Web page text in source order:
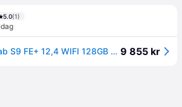
5.0(1)
Idag
Samsung Galaxy Tab S9 FE+ 12,4 WIFI 128GB Touch Tablet antracit 9 855 kr